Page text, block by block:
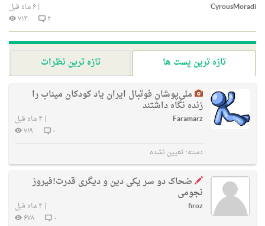
CyrousMoradi
|۶ ماه قبل
۲
۷۱۳
تازه ترین پست ها
تازه ترین نظرات
ملی‌پوشان فوتبال ایران یاد کودکان میناب را
زنده نگاه داشتند
Faramarz
| ۴ ماه قبل
۰
۷۱۹
دسته: تعیین نشده
ضحاک دو سر یکی دین و دیگری قدرت!فیروز
نجومی
firoz
| ۴ ماه قبل
۰
۶۷۸